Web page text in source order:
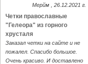
Мерйм , 26.12.2021 г.
Четки православные
"Гелеора" из горного
хрусталя
Заказал четки на сайте и не
пожалел. Спасибо большое.
Очень красиво. И доставлено